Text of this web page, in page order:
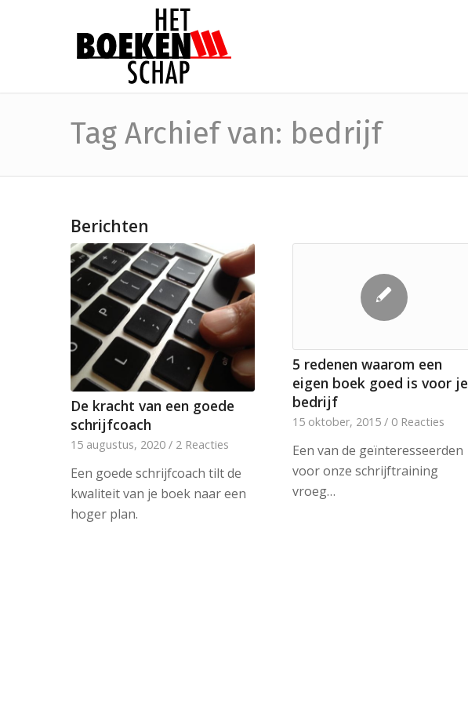
Tag Archief van: bedrijf
Berichten
De kracht van een goede
schrijfcoach
15 augustus, 2020 / 2 Reacties
Een goede schrijfcoach tilt de
kwaliteit van je boek naar een
hoger plan.
5 redenen waarom een
eigen boek goed is voor je
bedrijf
15 oktober, 2015 / 0 Reacties
Een van de geïnteresseerden
voor onze schrijftraining
vroeg…